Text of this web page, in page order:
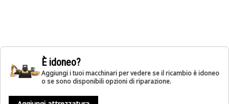
È idoneo?
Aggiungi i tuoi macchinari per vedere se il ricambio è idoneo
o se sono disponibili opzioni di riparazione.